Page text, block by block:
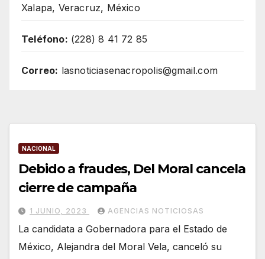
Xalapa, Veracruz, México
Teléfono: (228) 8 41 72 85
Correo: lasnoticiasenacropolis@gmail.com
NACIONAL
Debido a fraudes, Del Moral cancela
cierre de campaña
1 JUNIO, 2023 AGENCIAS NOTICIOSAS
La candidata a Gobernadora para el Estado de
México, Alejandra del Moral Vela, canceló su